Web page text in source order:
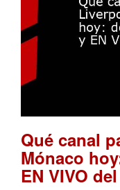
Qué canal
Mónaco
EN VIVO